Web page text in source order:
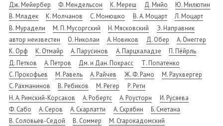
Дж. Мейербер
Ф. Мендельсон К. Мереш Д. Мийо
Ю. Милютин
В. Младек
К. Молчанов С. Монюшко В. А. Моцарт
Л. Моцарт
В. Мурадели
М. П. Мусоргский Н. Мясковский
Э. Направник
автор неизвестен
О. Николаи А. Новиков Д. Обер
А. Онеггер
К. Орф
К. Отмайр А. Парусинов А. Парцхаладзе
П. Пёйрль
Д. Петков
А. Петров Дм. и Дан. Покрасс
Т. Попатенко
С. Прокофьев
М. Равель А. Райчев Ж. Ф. Рамо
М. Раухвергер
С. Рахманинов
В. Ребиков М. Регер
Р. Рети
Н. А. Римский-Корсаков
А. Робертс А. Роусторн
И. Русяева
Ф. Сабо
А. Серов А. Скарлатти А. Скрябин
Б. Сметана
В. Соловьев-Седой
В. Соммер
М. Старокадомский